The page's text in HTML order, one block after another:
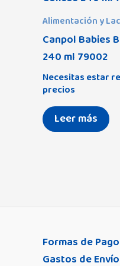
Alimentación y
Canpol Babies
240 ml 79002
Necesitas estar
precios
Leer más
Formas de Pago
Gastos de Envío